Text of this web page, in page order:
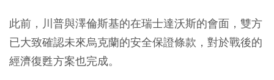
此前，川普與澤倫斯基的在瑞士達沃斯的會面，雙方
已大致確認未來烏克蘭的安全保證條款，對於戰後的
經濟復甦方案也完成。